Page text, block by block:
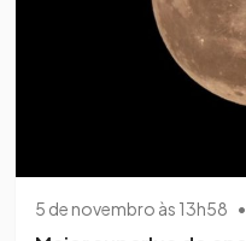
5 de novembro às 13h58 •